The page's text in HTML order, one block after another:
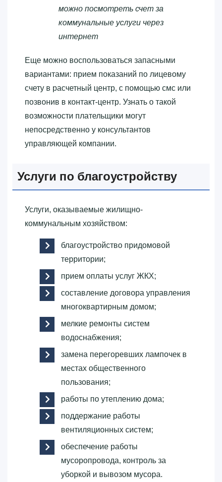
можно посмотреть счет за
коммунальные услуги через
интернет
Еще можно воспользоваться запасными
вариантами: прием показаний по лицевому
счету в расчетный центр, с помощью смс или
позвонив в контакт-центр. Узнать о такой
возможности плательщики могут
непосредственно у консультантов
управляющей компании.
Услуги по благоустройству
Услуги, оказываемые жилищно-
коммунальным хозяйством:
благоустройство придомовой
территории;
прием оплаты услуг ЖКХ;
составление договора управления
многоквартирным домом;
мелкие ремонты систем
водоснабжения;
замена перегоревших лампочек в
местах общественного
пользования;
работы по утеплению дома;
поддержание работы
вентиляционных систем;
обеспечение работы
мусоропровода, контроль за
уборкой и вывозом мусора.